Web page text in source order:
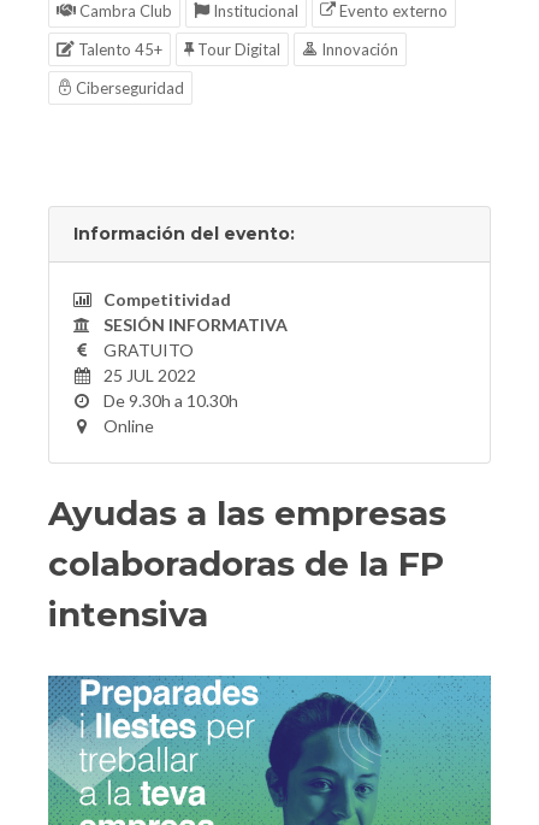
Cambra Club
Institucional
Evento externo
Talento 45+
Tour Digital
Innovación
Ciberseguridad
Información del evento:
Competitividad
SESIÓN INFORMATIVA
GRATUITO
25 JUL 2022
De 9.30h a 10.30h
Online
Ayudas a las empresas
colaboradoras de la FP
intensiva